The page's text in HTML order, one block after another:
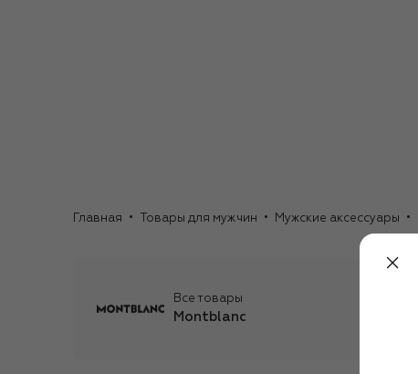
Главная Товары для мужчин Мужские аксессуары
Все товары
Montblanc